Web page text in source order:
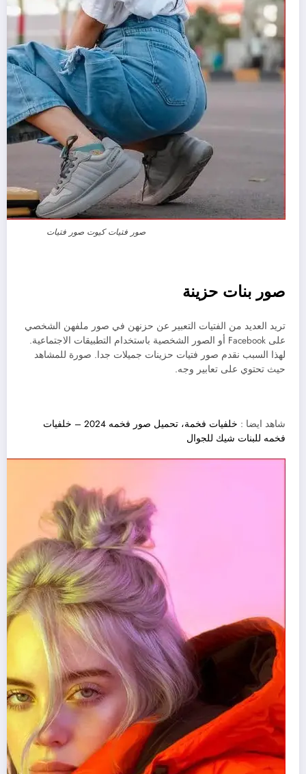
صور فتيات كيوت صور فتيات
صور بنات حزينة
تريد العديد من الفتيات التعبير عن حزنهن في صور ملفهن الشخصي
على Facebook أو الصور الشخصية باستخدام التطبيقات الاجتماعية.
لهذا السبب نقدم صور فتيات حزينات جميلات جدا. صورة للمشاهد
حيث تحتوي على تعابير وجه.
شاهد ايضا :
خلفيات فخمة، تحميل صور فخمه 2024 – خلفيات
فخمه للبنات شيك للجوال